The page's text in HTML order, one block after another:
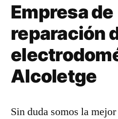
Empresa de
reparación
Alcoletge
Sin duda somos la mejor